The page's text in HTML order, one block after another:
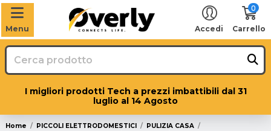
Menu Accedi
0
Carrello
I migliori prodotti Tech a prezzi imbattibili dal 31
luglio al 14 Agosto
Home PICCOLI ELETTRODOMESTICI
PULIZIA CASA